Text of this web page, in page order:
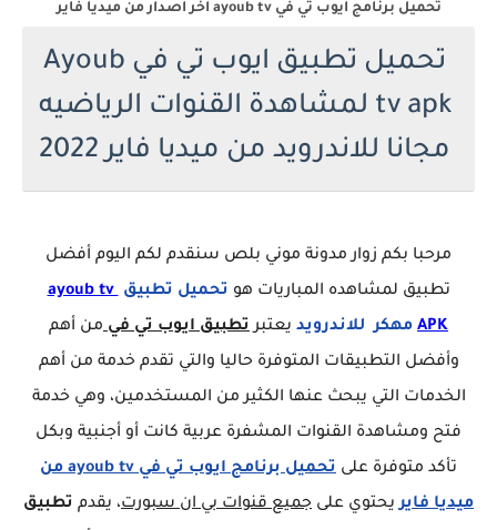
تحميل برنامج ايوب تي في ayoub tv اخر اصدار من ميديا فاير
تحميل تطبيق ايوب تي في Ayoub
tv apk لمشاهدة القنوات الرياضيه
مجانا للاندرويد من ميديا فاير 2022
مرحبا بكم زوار مدونة موني بلص سنقدم لكم اليوم أفضل
تطبيق لمشاهده المباريات هو تحميل تطبيق ayoub tv
APK مهكر للاندرويد يعتبرتطبيق ايوب تي فيمن أهم
وأفضل التطبيقات المتوفرة حاليا والتي تقدم خدمة من أهم
الخدمات التي يبحث عنها الكثير من المستخدمين، وهي خدمة
فتح ومشاهدة القنوات المشفرة عربية كانت أو أجنبية وبكل
تأكد متوفرة على تحميل برنامج ايوب تي في ayoub tv
من
ميديا فاير يحتوي على جميع قنوات بي ان سبورت، يقدم تطبيق